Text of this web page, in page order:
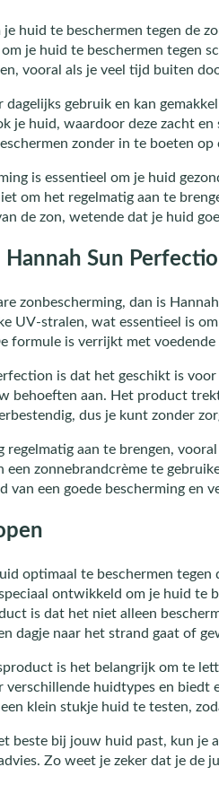
huid te beschermen tegen de
je huid te beschermen tegen
vooral als je veel tijd buiten
dagelijks gebruik en kan
je huid, waardoor deze zacht
zonder in te boeten
is essentieel om je huid
om het regelmatig aan te
de zon, wetende dat je huid
Sun
zonbescherming, dan is
UV-stralen, wat essentieel is
formule is verrijkt met
is dat het geschikt is
behoeften aan. Het product
dus je kunt zonder
regelmatig aan te brengen,
zonnebrandcrème te
van een goede bescherming en
optimaal te beschermen
ontwikkeld om je huid
is dat het niet alleen
dagje naar het strand gaat of
is het belangrijk om te
huidtypes en biedt
klein stukje huid te testen,
beste bij jouw huid past, kun
Zo weet je zeker dat je de